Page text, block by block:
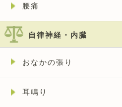
腰痛
自律神経・内臓
おなかの張り
耳鳴り